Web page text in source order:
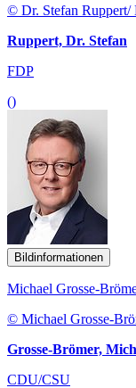
© Dr. Stefan Ruppert/
Ruppert, Dr. Stefan
FDP
()
Bildinformationen
Michael Grosse-
© Michael Grosse-
Grosse-Brömer,
CDU/CSU